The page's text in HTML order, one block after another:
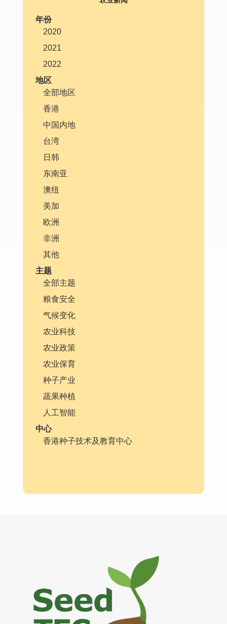
年份
2020
2021
2022
地区
全部地区
香港
中国内地
台湾
日韩
东南亚
澳纽
美加
欧洲
非洲
其他
主题
全部主题
粮食安全
气候变化
农业科技
农业政策
农业保育
种子产业
蔬果种植
人工智能
中心
香港种子技术及教育中心